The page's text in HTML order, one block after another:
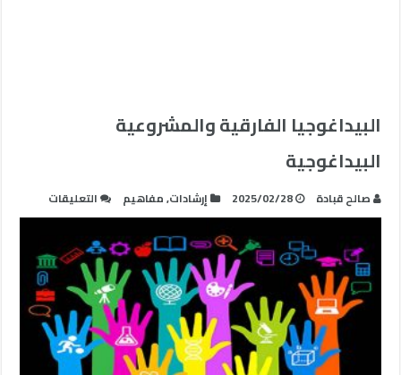
البيداغوجيا الفارقية والمشروعية
البيداغوجية
صالح قبادة 2025/02/28 إرشادات,مفاهيم التعليقات
مغلقة